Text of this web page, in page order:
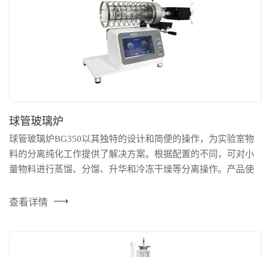
球管玻璃炉
球管玻璃炉BG350以其独特的设计和简便的操作，为实验室物
料的分离纯化工作提供了解决方案。根据配置的不同，可对小
量物料进行蒸馏、分馏、升华和冷冻干燥等分离操作。产品使
可以将整个烘炉区域加热到300℃。此外，透明的样品区域便于
程。 产品特点： 占地空间小； 加热时间较短...
查看详情